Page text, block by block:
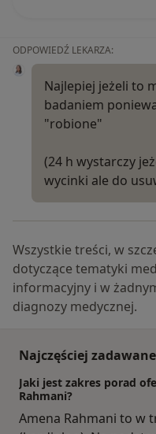
ODPOWIEDŹ LEKARZA:
Najlepiej jeżeli to
badaniem
"robione"
(24 h wystarczy
wycinki ale do
Wszystkie treści, w
dotyczące tematyki
informacyjny i w
diagnozy medycznej.
Najczęściej
Jaki jest zakres porad
Rahmani?
Amena Rahmani to w